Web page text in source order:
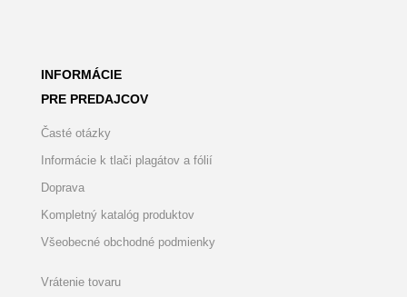
INFORMÁCIE
PRE PREDAJCOV
Časté otázky
Informácie k tlači plagátov a fólií
Doprava
Kompletný katalóg produktov
Všeobecné obchodné podmienky
Vrátenie tovaru